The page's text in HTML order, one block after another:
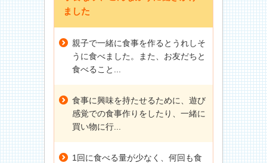
ました
親子で一緒に食事を作るとうれしそ
うに食べました。また、お友だちと
食べること...
食事に興味を持たせるために、遊び
感覚での食事作りをしたり、一緒に
買い物に行...
1回に食べる量が少なく、何回も食